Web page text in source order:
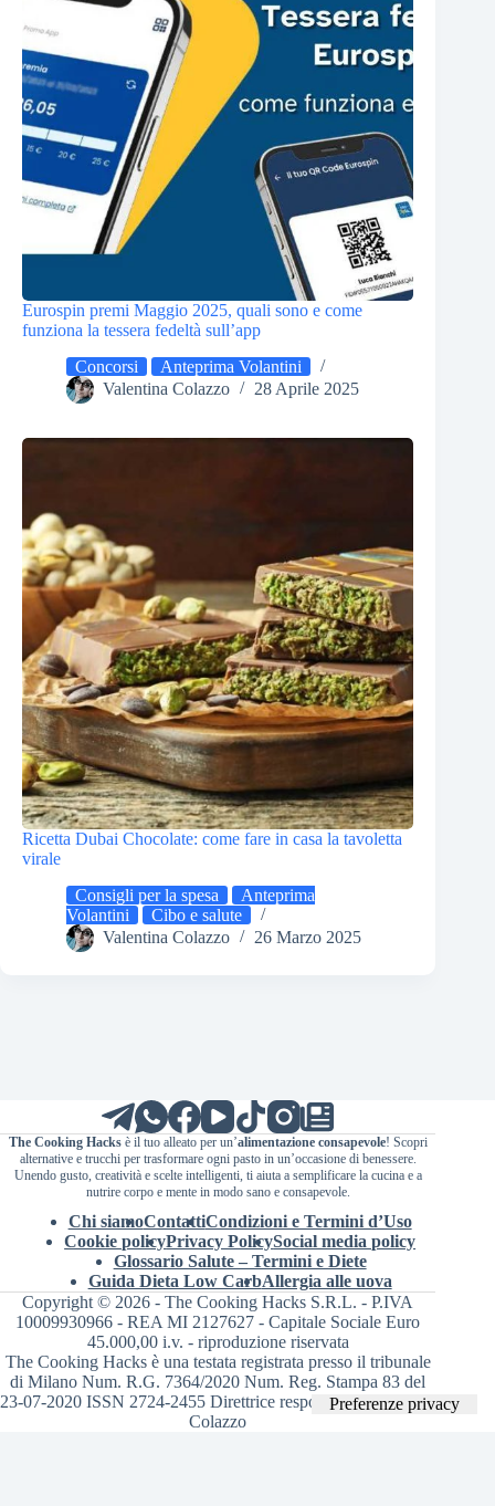
Eurospin premi Maggio 2025, quali sono e come
funziona la tessera fedeltà sull’app
Concorsi
Anteprima Volantini
Valentina Colazzo
28 Aprile 2025
Ricetta Dubai Chocolate: come fare in casa la tavoletta
virale
Consigli per la spesa
Anteprima
Volantini
Cibo e salute
Valentina Colazzo
26 Marzo 2025
The Cooking Hacksè il tuo alleato per un’alimentazione consapevole! Scopri
alternative e trucchi per trasformare ogni pasto in un’occasione di benessere.
Unendo gusto, creatività e scelte intelligenti, ti aiuta a semplificare la cucina e a
nutrire corpo e mente in modo sano e consapevole.
Chi siamoContattiCondizioni e Termini d’Uso
Cookie policyPrivacy PolicySocial media policy
Glossario Salute – Termini e Diete
Guida Dieta Low CarbAllergia alle uova
Copyright © 2026 - The Cooking Hacks S.R.L. - P.IVA
10009930966 - REA MI 2127627 - Capitale Sociale Euro
45.000,00 i.v. - riproduzione riservata
The Cooking Hacks è una testata registrata presso il tribunale
di Milano Num. R.G. 7364/2020 Num. Reg. Stampa 83 del
23-07-2020 ISSN 2724-2455 Direttrice responsabile Valentina
Colazzo